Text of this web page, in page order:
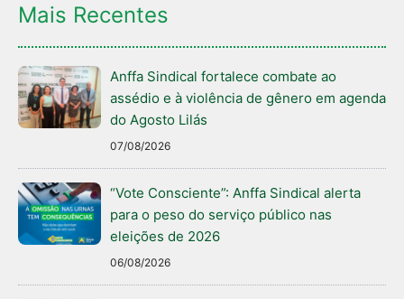
Mais Recentes
Anffa Sindical fortalece combate ao
assédio e à violência de gênero em agenda
do Agosto Lilás
07/08/2026
“Vote Consciente”: Anffa Sindical alerta
para o peso do serviço público nas
eleições de 2026
06/08/2026